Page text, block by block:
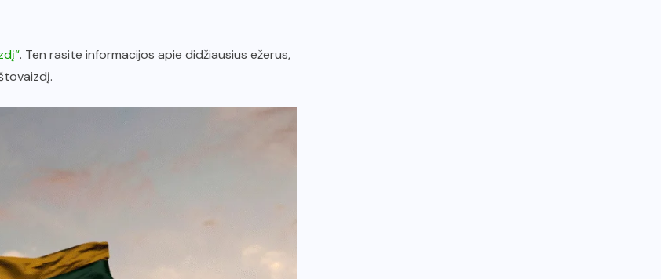
. Ten rasite informacijos apie didžiausius ežerus,